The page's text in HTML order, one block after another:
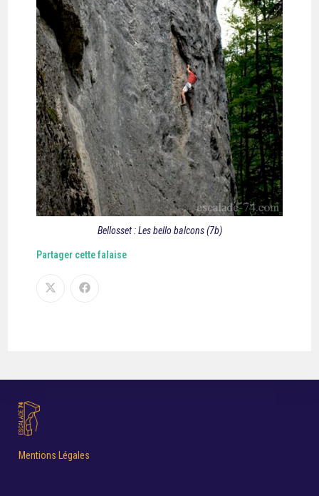
Bellosset : Les bello balcons (7b)
Partager cette falaise
Mentions Légales